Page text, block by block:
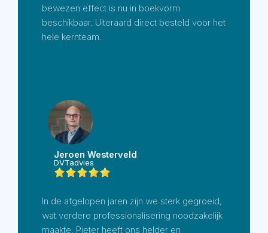
bewezen effect is nu in boekvorm
beschikbaar. Uiteraard direct besteld voor het
hele kernteam.
Jeroen Westerveld
DVTadvies
In de afgelopen jaren zijn we sterk gegroeid,
wat verdere professionalisering noodzakelijk
maakte. Pieter heeft ons helder en